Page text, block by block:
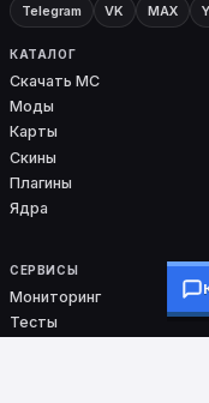
Telegram VK MAX
КАТАЛОГ
Скачать MC
Моды
Карты
Скины
Плагины
Ядра
СЕРВИСЫ
Мониторинг
Тесты